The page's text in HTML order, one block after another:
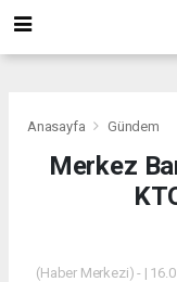
Anasayfa Gündem
Merkez
(Haber Merkezi) - |